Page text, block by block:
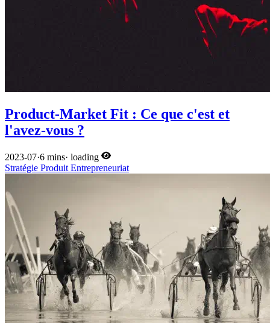
Product-Market Fit : Ce que c'est et
l'avez-vous ?
2023-07·6 mins· loading
Stratégie Produit Entrepreneuriat